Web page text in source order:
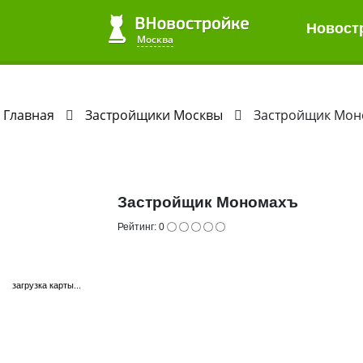
Москва
Москва
Квартиры до 2 млн. Все студии
Главная Застройщики Москвы Застройщик
Застройщик Мономахъ
Рейтинг: 0
загрузка карты...